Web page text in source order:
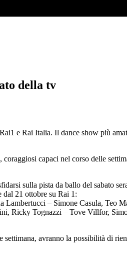
della tv
e Rai Italia. Il dance show più
capaci nel corso delle
sulla pista da ballo del sabato
dal 21 ottobre su Rai 1:
– Simone Casula, Teo
Tognazzi – Tove Villfor,
avranno la possibilità di